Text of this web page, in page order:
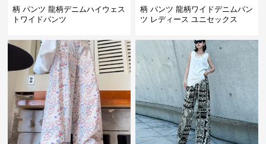
柄 パンツ 龍柄デニムハイウェス
トワイドパンツ
柄 パンツ 龍柄ワイドデニムパン
ツ レディース ユニセックス